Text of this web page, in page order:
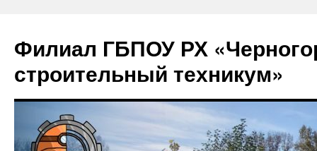
Филиал ГБПОУ РХ
строительный техникум»